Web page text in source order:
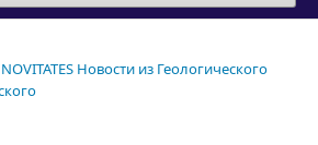
Новости из Геологического